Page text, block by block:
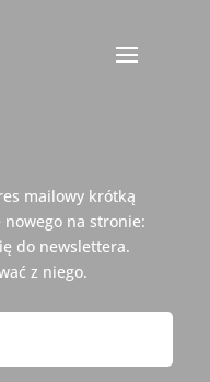
mailowy krótką
nowego na stronie:
do newslettera.
z niego.